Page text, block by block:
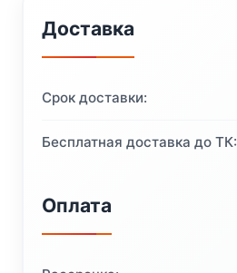
Доставка
Срок доставки:
Бесплатная доставка до ТК:
Оплата